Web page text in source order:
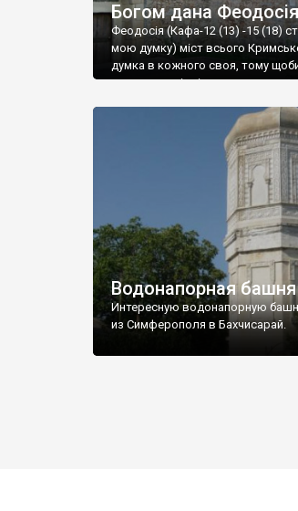
Богом дана
Феодосія (Кафа-12 (13) -15 (18)
мою думку) міст всього
думка в кожного своя, тому
запрошую відвідати це
Водонапорная
Интересную водонапорную
из Симферополя в Бахчисарай.